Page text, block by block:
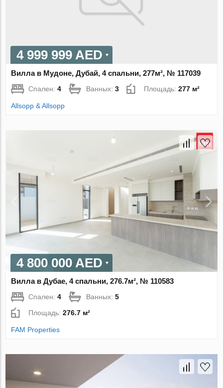
4 999 999 AED
Вилла в Мудоне, Дубай, 4 спальни, 277м², № 117039
Спален:4 Ванных:3 Площадь:277 м²
Allsopp & Allsopp
4 800 000 AED
Вилла в Дубае, 4 спальни, 276.7м², № 110583
Спален:4 Ванных:5
Площадь:276.7 м²
FAM Properties